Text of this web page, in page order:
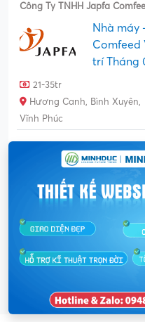
Công Ty TNHH Japfa
Nhà máy
Comfeed
trí Tháng
21-35tr
Hương Canh, Bình Xuyên,
Vĩnh Phúc